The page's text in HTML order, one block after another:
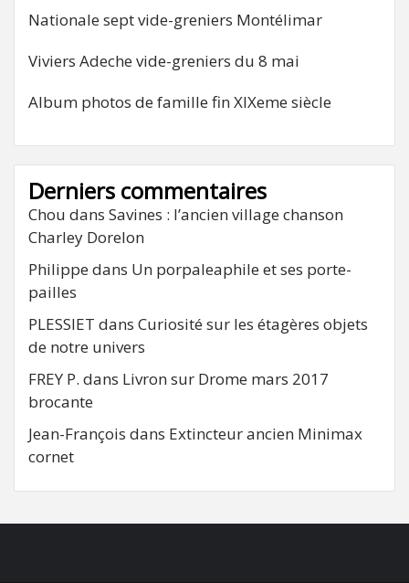
Nationale sept vide-greniers Montélimar
Viviers Adeche vide-greniers du 8 mai
Album photos de famille fin XIXeme siècle
Derniers commentaires
Chou dans Savines : l’ancien village chanson
Charley Dorelon
Philippe dans Un porpaleaphile et ses porte-
pailles
PLESSIET dans Curiosité sur les étagères objets
de notre univers
FREY P. dans Livron sur Drome mars 2017
brocante
Jean-François dans Extincteur ancien Minimax
cornet